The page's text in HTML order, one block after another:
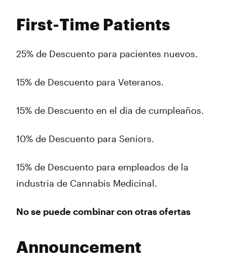
First-Time Patients
25% de Descuento para pacientes nuevos.
15% de Descuento para Veteranos.
15% de Descuento en el dia de cumpleaños.
10% de Descuento para Seniors.
15% de Descuento para empleados de la
industria de Cannabis Medicinal.
No se puede combinar con otras ofertas
Announcement